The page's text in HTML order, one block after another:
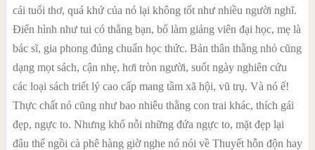
cái tuổi thơ, quá khứ của nó lại không tốt như nhiều người nghĩ.
Điển hình như tui có thằng bạn, bố làm giảng viên đại học, mẹ là
bác sĩ, gia phong đúng chuẩn học thức. Bản thân thằng nhỏ cũng
dạng mọt sách, cận nhẹ, hơi tròn người, suốt ngày nghiên cứu
các loại sách triết lý cao cấp mang tầm xã hội, vũ trụ. Và nó ế!
Thực chất nó cũng như bao nhiêu thằng con trai khác, thích gái
đẹp, ngực to. Nhưng khổ nỗi những đứa ngực to, mặt đẹp lại
đâu thể ngồi cà phê hàng giờ nghe nó nói về Thuyết hỗn độn hay